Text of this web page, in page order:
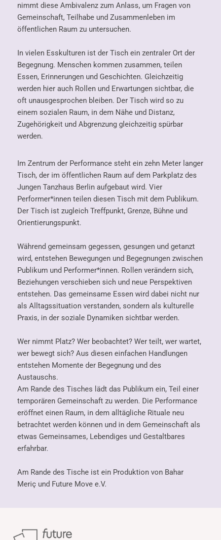
nimmt diese Ambivalenz zum Anlass, um Fragen von
Gemeinschaft, Teilhabe und Zusammenleben im
öffentlichen Raum zu untersuchen.
In vielen Esskulturen ist der Tisch ein zentraler Ort der
Begegnung. Menschen kommen zusammen, teilen
Essen, Erinnerungen und Geschichten. Gleichzeitig
werden hier auch Rollen und Erwartungen sichtbar, die
oft unausgesprochen bleiben. Der Tisch wird so zu
einem sozialen Raum, in dem Nähe und Distanz,
Zugehörigkeit und Abgrenzung gleichzeitig spürbar
werden.
Im Zentrum der Performance steht ein zehn Meter langer
Tisch, der im öffentlichen Raum auf dem Parkplatz des
Jungen Tanzhaus Berlin aufgebaut wird. Vier
Performer*innen teilen diesen Tisch mit dem Publikum.
Der Tisch ist zugleich Treffpunkt, Grenze, Bühne und
Orientierungspunkt.
Während gemeinsam gegessen, gesungen und getanzt
wird, entstehen Bewegungen und Begegnungen zwischen
Publikum und Performer*innen. Rollen verändern sich,
Beziehungen verschieben sich und neue Perspektiven
entstehen. Das gemeinsame Essen wird dabei nicht nur
als Alltagssituation verstanden, sondern als kulturelle
Praxis, in der soziale Dynamiken sichtbar werden.
Wer nimmt Platz? Wer beobachtet? Wer teilt, wer wartet,
wer bewegt sich? Aus diesen einfachen Handlungen
entstehen Momente der Begegnung und des
Austauschs.
Am Rande des Tisches lädt das Publikum ein, Teil einer
temporären Gemeinschaft zu werden. Die Performance
eröffnet einen Raum, in dem alltägliche Rituale neu
betrachtet werden können und in dem Gemeinschaft als
etwas Gemeinsames, Lebendiges und Gestaltbares
erfahrbar.
Am Rande des Tische ist ein Produktion von Bahar
Meriç und Future Move e.V.